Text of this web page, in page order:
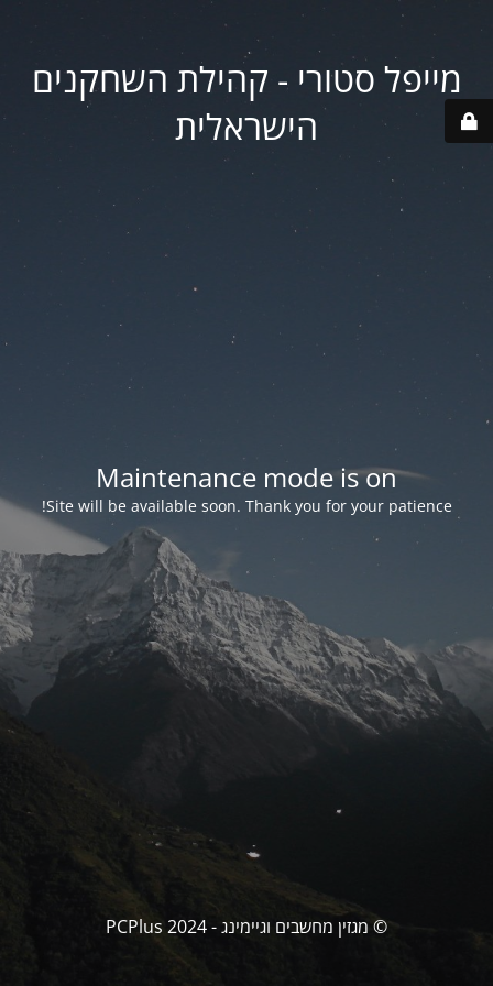
מייפל סטורי - קהילת השחקנים
הישראלית
Maintenance mode is on
Site will be available soon. Thank you for your patience!
© מגזין מחשבים וגיימינג - PCPlus 2024